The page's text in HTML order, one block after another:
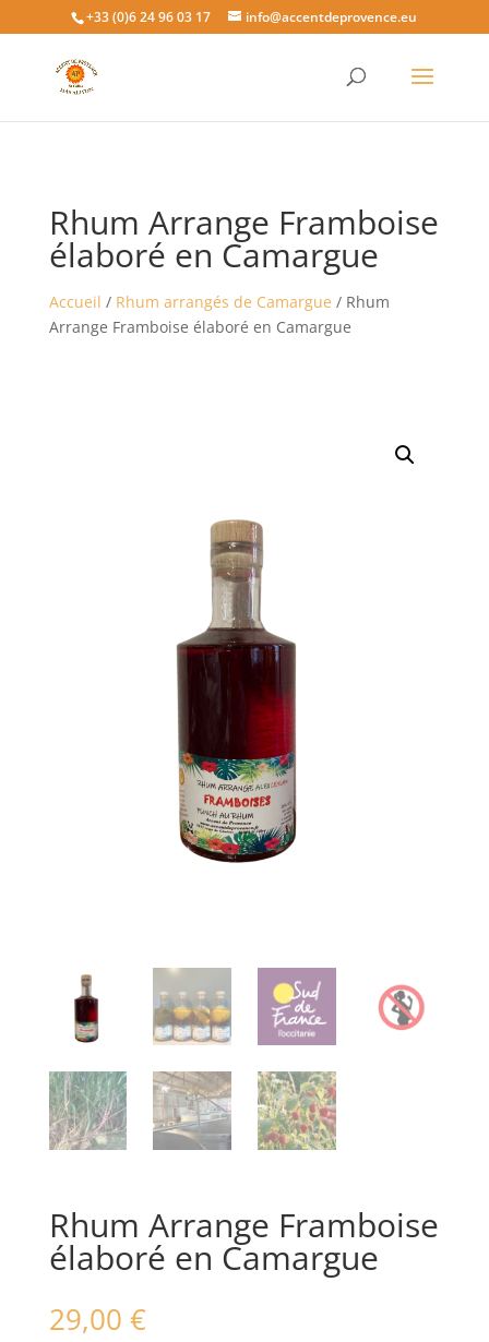
+33 (0)6 24 96 03 17 info@accentdeprovence.eu
Rhum Arrange Framboise
élaboré en Camargue
Accueil / Rhum arrangés de Camargue / Rhum
Arrange Framboise élaboré en Camargue
Rhum Arrange Framboise
élaboré en Camargue
29,00 €